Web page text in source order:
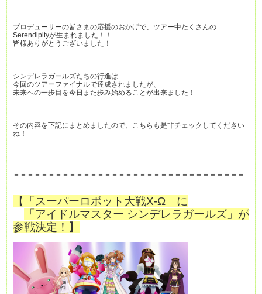
プロデューサーの皆さまの応援のおかげで、ツアー中たくさんの
Serendipityが生まれました！！
皆様ありがとうございました！
シンデレラガールズたちの行進は
今回のツアーファイナルで達成されましたが、
未来への一歩目を今日また歩み始めることが出来ました！
その内容を下記にまとめましたので、こちらも是非チェックしてください
ね！
＝＝＝＝＝＝＝＝＝＝＝＝＝＝＝＝＝＝＝＝＝＝＝＝＝＝＝＝＝＝＝＝＝
【「スーパーロボット大戦X-Ω」に
「アイドルマスター シンデレラガールズ」が
参戦決定！】